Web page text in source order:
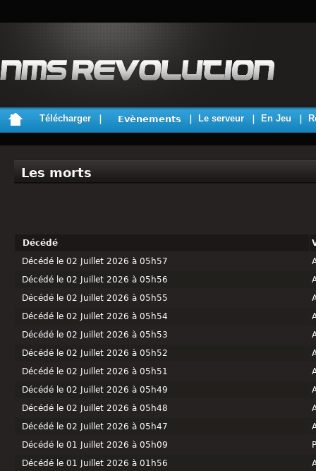
Télécharger Evènements Le serveur En Jeu
Les morts
Décédé
Décédé le 02 Juillet 2026 à 05h57
Décédé le 02 Juillet 2026 à 05h56
Décédé le 02 Juillet 2026 à 05h55
Décédé le 02 Juillet 2026 à 05h54
Décédé le 02 Juillet 2026 à 05h53
Décédé le 02 Juillet 2026 à 05h52
Décédé le 02 Juillet 2026 à 05h51
Décédé le 02 Juillet 2026 à 05h49
Décédé le 02 Juillet 2026 à 05h48
Décédé le 02 Juillet 2026 à 05h47
Décédé le 01 Juillet 2026 à 05h09
Décédé le 01 Juillet 2026 à 01h56